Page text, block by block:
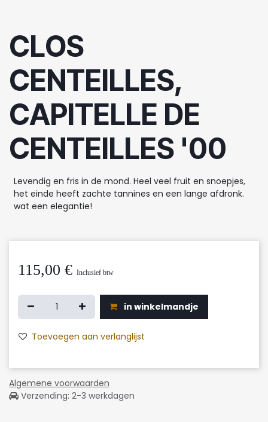
CLOS
CENTEILLES,
CAPITELLE DE
CENTEILLES '00
Levendig en fris in de mond. Heel veel fruit en snoepjes,
het einde heeft zachte tannines en een lange afdronk.
wat een elegantie!
115,00 € Inclusief btw
in winkelmandje
Toevoegen aan verlanglijst
Algemene voorwaarden
Verzending: 2-3 werkdagen